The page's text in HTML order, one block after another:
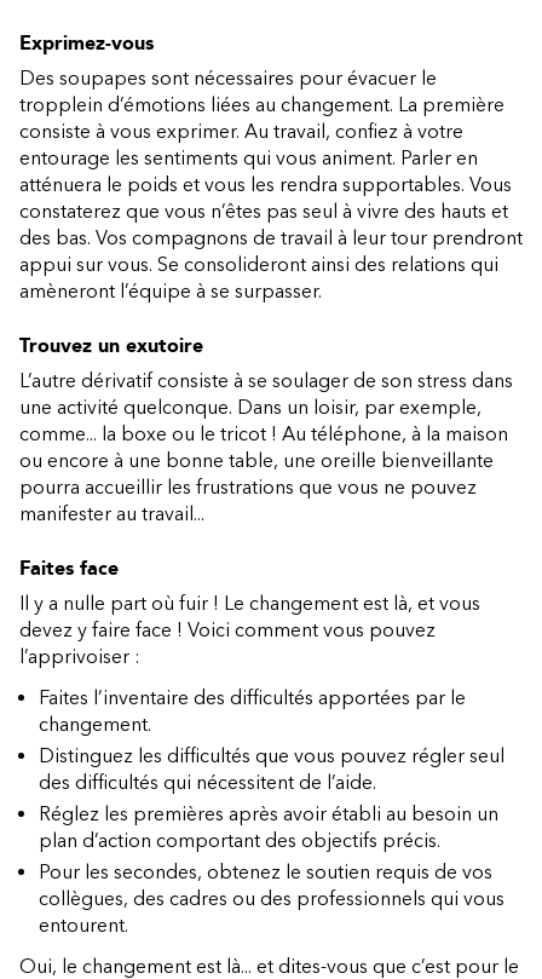
Exprimez-vous
Des soupapes sont nécessaires pour évacuer le
tropplein d’émotions liées au changement. La première
consiste à vous exprimer. Au travail, confiez à votre
entourage les sentiments qui vous animent. Parler en
atténuera le poids et vous les rendra supportables. Vous
constaterez que vous n’êtes pas seul à vivre des hauts et
des bas. Vos compagnons de travail à leur tour prendront
appui sur vous. Se consolideront ainsi des relations qui
amèneront l’équipe à se surpasser.
Trouvez un exutoire
L’autre dérivatif consiste à se soulager de son stress dans
une activité quelconque. Dans un loisir, par exemple,
comme... la boxe ou le tricot ! Au téléphone, à la maison
ou encore à une bonne table, une oreille bienveillante
pourra accueillir les frustrations que vous ne pouvez
manifester au travail...
Faites face
Il y a nulle part où fuir ! Le changement est là, et vous
devez y faire face ! Voici comment vous pouvez
l’apprivoiser :
Faites l’inventaire des difficultés apportées par le
changement.
Distinguez les difficultés que vous pouvez régler seul
des difficultés qui nécessitent de l’aide.
Réglez les premières après avoir établi au besoin un
plan d’action comportant des objectifs précis.
Pour les secondes, obtenez le soutien requis de vos
collègues, des cadres ou des professionnels qui vous
entourent.
Oui, le changement est là... et dites-vous que c’est pour le